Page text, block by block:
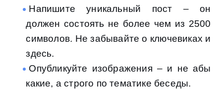
Напишите уникальный пост – он
должен состоять не более чем из 2500
символов. Не забывайте о ключевиках и
здесь.
Опубликуйте изображения – и не абы
какие, а строго по тематике беседы.